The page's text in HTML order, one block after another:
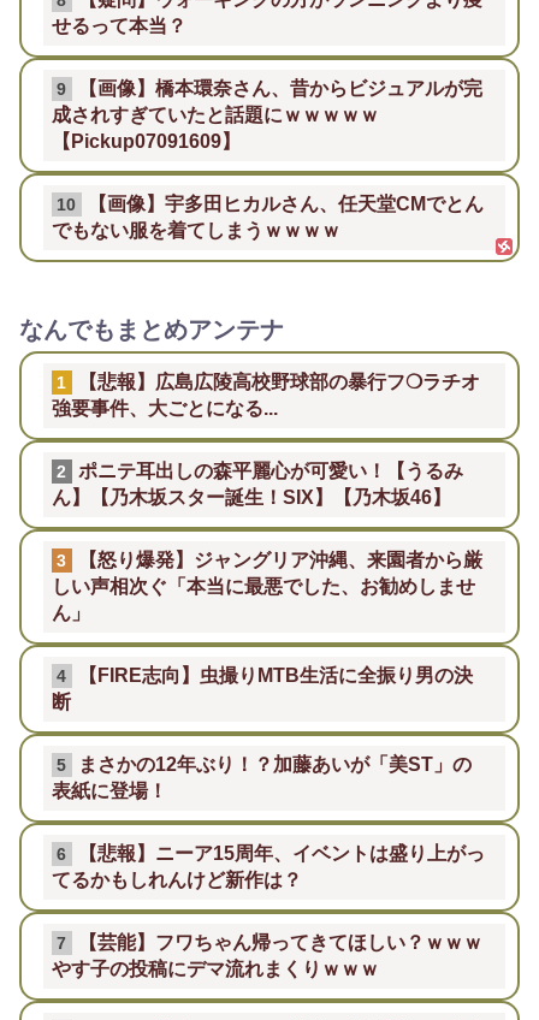
せるって本当？
9
【画像】橋本環奈さん、昔からビジュアルが完
成されすぎていたと話題にｗｗｗｗｗ
【Pickup07091609】
10
【画像】宇多田ヒカルさん、任天堂CMでとん
でもない服を着てしまうｗｗｗｗ
なんでもまとめアンテナ
1
【悲報】広島広陵高校野球部の暴行フ❍ラチオ
強要事件、大ごとになる...
2
ポニテ耳出しの森平麗心が可愛い！【うるみ
ん】【乃木坂スター誕生！SIX】【乃木坂46】
3
【怒り爆発】ジャングリア沖縄、来園者から厳
しい声相次ぐ「本当に最悪でした、お勧めしませ
ん」
4
【FIRE志向】虫撮りMTB生活に全振り男の決
断
5
まさかの12年ぶり！？加藤あいが「美ST」の
表紙に登場！
6
【悲報】ニーア15周年、イベントは盛り上がっ
てるかもしれんけど新作は？
7
【芸能】フワちゃん帰ってきてほしい？ｗｗｗ
やす子の投稿にデマ流れまくりｗｗｗ